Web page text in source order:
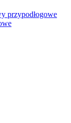
przypodłogowe